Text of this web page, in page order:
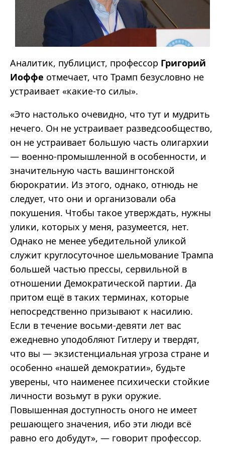
Аналитик, публицист, профессор Григорий
Иоффе отмечает, что Трамп безусловно не
устраивает «какие-то силы».
«Это настолько очевидно, что тут и мудрить
нечего. Он не устраивает разведсообщество,
он не устраивает большую часть олигархии
— военно-промышленной в особенности, и
значительную часть вашингтонской
бюрократии. Из этого, однако, отнюдь не
следует, что они и организовали оба
покушения. Чтобы такое утверждать, нужны
улики, которых у меня, разумеется, нет.
Однако не менее убедительной уликой
служит круглосуточное шельмование Трампа
большей частью прессы, сервильной в
отношении Демократической партии. Да
притом ещё в таких терминах, которые
непосредственно призывают к насилию.
Если в течение восьми-девяти лет вас
ежедневно уподобляют Гитлеру и твердят,
что вы — экзистенциальная угроза стране и
особенно «нашей демократии», будьте
уверены, что наименее психически стойкие
личности возьмут в руки оружие.
Повышенная доступность оного не имеет
решающего значения, ибо эти люди всё
равно его добудут», — говорит профессор.